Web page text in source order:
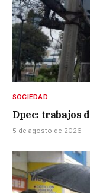
SOCIEDAD
Dpec: trabajos
5 de agosto de 2026